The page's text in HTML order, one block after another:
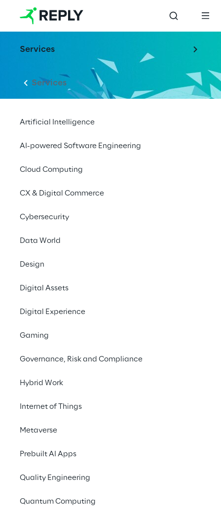
Services
Services
Artificial Intelligence
AI-powered Software Engineering
Cloud Computing
CX & Digital Commerce
Cybersecurity
Data World
Design
Digital Assets
Digital Experience
Gaming
Governance, Risk and Compliance
Hybrid Work
Internet of Things
Metaverse
Prebuilt AI Apps
Quality Engineering
Quantum Computing
Mastering
Generative AI for
Process
Automation